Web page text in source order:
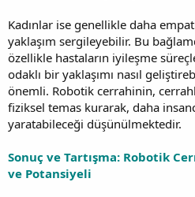
Kadınlar ise genellikle daha
yaklaşım sergileyebilir. Bu
özellikle hastaların iyileşme
odaklı bir yaklaşımı nasıl
önemli. Robotik cerrahinin,
fiziksel temas kurarak, daha
yaratabileceği düşünülmektedir.
Sonuç ve Tartışma: Robotik
ve Potansiyeli